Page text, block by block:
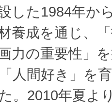
した1984年か
養成を通じ、
力の重要性」
人間好き」を
。2010年夏よ